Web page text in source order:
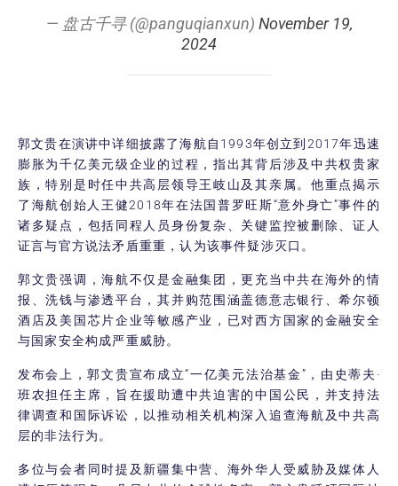
— 盘古千寻 (@panguqianxun) November 19,
2024
郭文贵在演讲中详细披露了海航自1993年创立到2017年迅速
膨胀为千亿美元级企业的过程，指出其背后涉及中共权贵家
族，特别是时任中共高层领导王岐山及其亲属。他重点揭示
了海航创始人王健2018年在法国普罗旺斯“意外身亡”事件的
诸多疑点，包括同程人员身份复杂、关键监控被删除、证人
证言与官方说法矛盾重重，认为该事件疑涉灭口。
郭文贵强调，海航不仅是金融集团，更充当中共在海外的情
报、洗钱与渗透平台，其并购范围涵盖德意志银行、希尔顿
酒店及美国芯片企业等敏感产业，已对西方国家的金融安全
与国家安全构成严重威胁。
发布会上，郭文贵宣布成立“一亿美元法治基金”，由史蒂夫·
班农担任主席，旨在援助遭中共迫害的中国公民，并支持法
律调查和国际诉讼，以推动相关机构深入追查海航及中共高
层的非法行为。
多位与会者同时提及新疆集中营、海外华人受威胁及媒体人